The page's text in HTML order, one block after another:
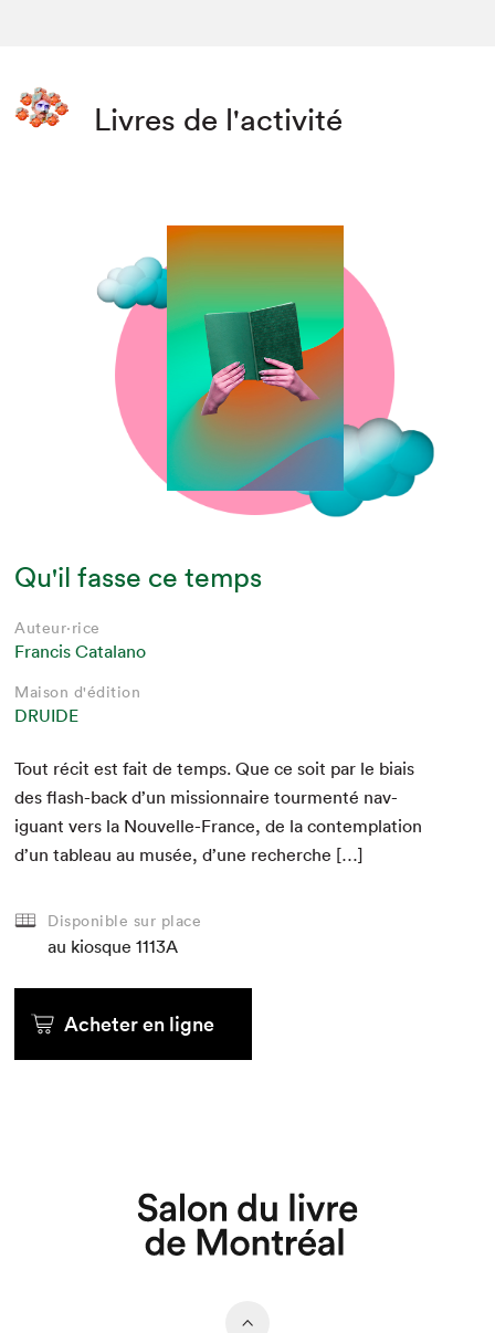
Livres de l'activité
Qu'il fasse ce temps
Auteur·rice
Francis Catalano
Maison d'édition
DRUIDE
Tout réc­it est fait de temps. Que ce soit par le biais
des flash-back d’un mis­sion­naire tour­men­té nav­
iguant vers la Nou­velle-France, de la con­tem­pla­tion
d’un tableau au musée, d’une recherche […]
Disponible sur place
au kiosque 1113A
Acheter en ligne